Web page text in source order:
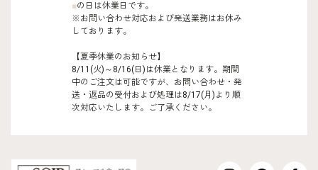
■の日は休業日です。
※お問い合わせ対応および発送業務はお休み
しております。
【夏季休業のお知らせ】
8/11(火)～8/16(日)は休業となります。期間
中のご注文は可能ですが、お問い合わせ・発
送・返品の受付および処理は8/17(月)より順
次対応いたします。ご了承ください。